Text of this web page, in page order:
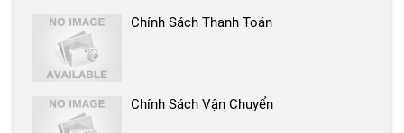
Chính Sách Thanh Toán
Chính Sách Vận Chuyển